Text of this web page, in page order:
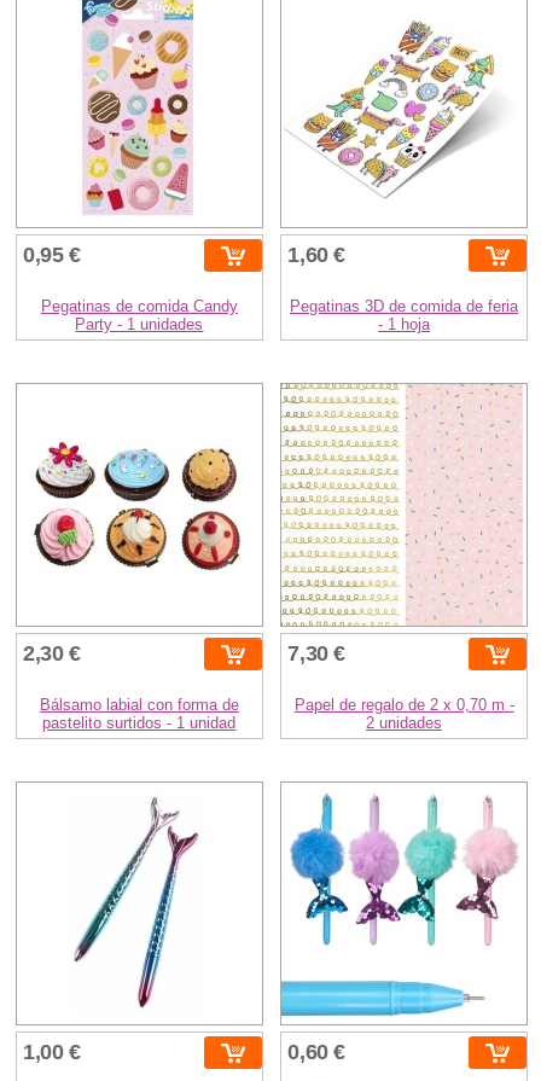
0,95 €
Pegatinas de comida Candy
Party - 1 unidades
1,60 €
Pegatinas 3D de comida de feria
- 1 hoja
2,30 €
Bálsamo labial con forma de
pastelito surtidos - 1 unidad
7,30 €
Papel de regalo de 2 x 0,70 m -
2 unidades
1,00 € 0,60 €